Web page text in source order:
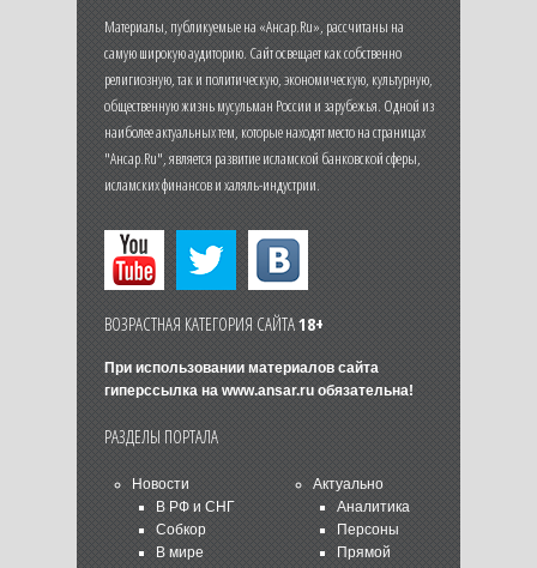
Материалы, публикуемые на «Ансар.Ru», рассчитаны на
самую широкую аудиторию. Сайт освещает как собственно
религиозную, так и политическую, экономическую, культурную,
общественную жизнь мусульман России и зарубежья. Одной из
наиболее актуальных тем, которые находят место на страницах
"Ансар.Ru", является развитие исламской банковской сферы,
исламских финансов и халяль-индустрии.
ВОЗРАСТНАЯ КАТЕГОРИЯ САЙТА18+
При использовании материалов сайта
гиперссылка на www.ansar.ruобязательна!
РАЗДЕЛЫ ПОРТАЛА
Новости
В РФ и СНГ
Собкор
В мире
Актуально
Аналитика
Персоны
Прямой